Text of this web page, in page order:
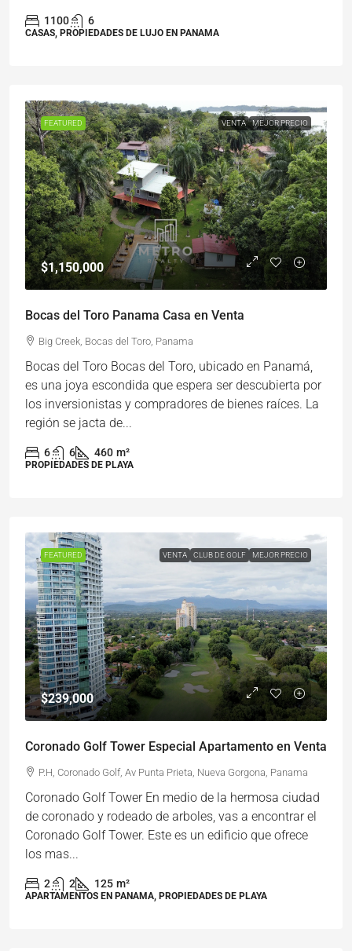
1100 6
CASAS, PROPIEDADES DE LUJO EN PANAMA
FEATURED VENTA MEJOR PRECIO
$1,150,000
Bocas del Toro Panama Casa en Venta
Big Creek, Bocas del Toro, Panama
Bocas del Toro Bocas del Toro, ubicado en Panamá,
es una joya escondida que espera ser descubierta por
los inversionistas y compradores de bienes raíces. La
región se jacta de...
6 6 460 m²
PROPIEDADES DE PLAYA
FEATURED VENTA CLUB DE GOLF MEJOR PRECIO
$239,000
Coronado Golf Tower Especial Apartamento en Venta
P.H, Coronado Golf, Av Punta Prieta, Nueva Gorgona, Panama
Coronado Golf Tower En medio de la hermosa ciudad
de coronado y rodeado de arboles, vas a encontrar el
Coronado Golf Tower. Este es un edificio que ofrece
los mas...
2 2 125 m²
APARTAMENTOS EN PANAMA, PROPIEDADES DE PLAYA